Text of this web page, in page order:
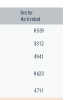
Sector
Actividad
8559
3312
4941
8623
4711